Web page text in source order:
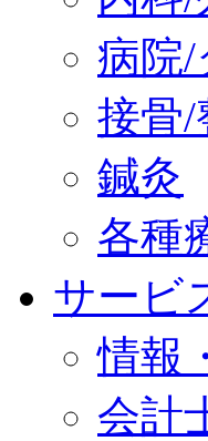
病院/
接骨/
鍼灸
各種
サービ
情報
会計